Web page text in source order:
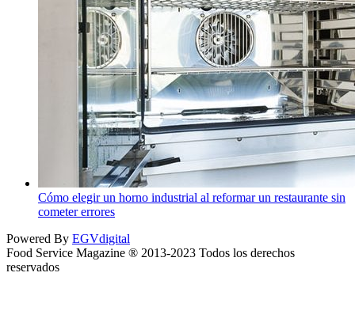
Cómo elegir un horno industrial al reformar un restaurante sin
cometer errores
Powered By EGVdigital
Food Service Magazine ® 2013-2023 Todos los derechos
reservados